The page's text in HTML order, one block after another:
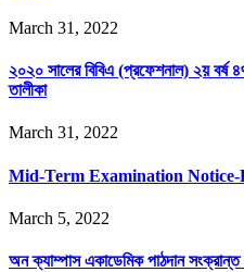
March 31, 2022
২০২০ সালের বিবিএ (প্রফেশনাল) ২য় বর্ষ
তালীকা
March 31, 2022
Mid-Term Examination Notice-
March 5, 2022
অন ক্যাম্পাস একাডেমিক পাঠদান সংক্রান্ত